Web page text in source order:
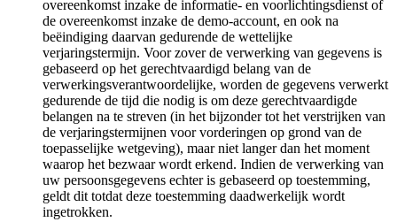
overeenkomst inzake de informatie- en voorlichtingsdienst of
de overeenkomst inzake de demo-account, en ook na
beëindiging daarvan gedurende de wettelijke
verjaringstermijn. Voor zover de verwerking van gegevens is
gebaseerd op het gerechtvaardigd belang van de
verwerkingsverantwoordelijke, worden de gegevens verwerkt
gedurende de tijd die nodig is om deze gerechtvaardigde
belangen na te streven (in het bijzonder tot het verstrijken van
de verjaringstermijnen voor vorderingen op grond van de
toepasselijke wetgeving), maar niet langer dan het moment
waarop het bezwaar wordt erkend. Indien de verwerking van
uw persoonsgegevens echter is gebaseerd op toestemming,
geldt dit totdat deze toestemming daadwerkelijk wordt
ingetrokken.